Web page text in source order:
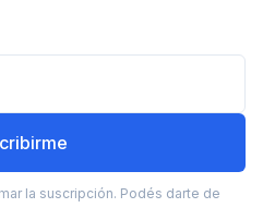
la suscripción. Podés darte de